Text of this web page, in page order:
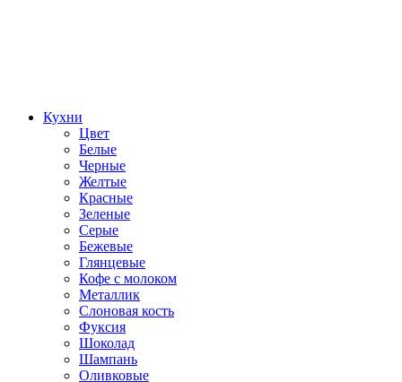
Кухни
Цвет
Белые
Черные
Желтые
Красные
Зеленые
Серые
Бежевые
Глянцевые
Кофе с молоком
Металлик
Слоновая кость
Фуксия
Шоколад
Шампань
Оливковые